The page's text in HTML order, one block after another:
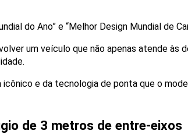
do Ano” e “Melhor Design Mundial de
um veículo que não apenas atende
e da tecnologia de ponta que o
de 3 metros de entre-eixos